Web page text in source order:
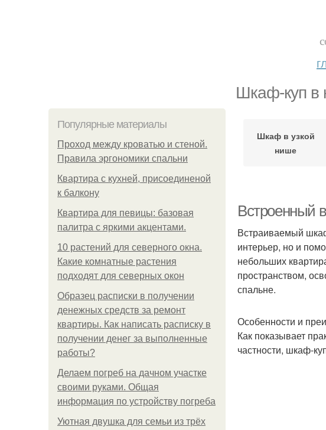
Шкаф-куп в
Популярные материалы
Проход между кроватью и стеной.
Правила эргономики спальни
Квартира с кухней, присоединеной
к балкону
Квартира для певицы: базовая
палитра с яркими акцентами.
10 растений для северного окна.
Какие комнатные растения
подходят для северных окон
Образец расписки в получении
денежных средств за ремонт
квартиры. Как написать расписку в
получении денег за выполненные
работы?
Делаем погреб на дачном участке
своими руками. Общая
информация по устройству погреба
Уютная двушка для семьи из трёх
Шкаф в узкой
нише
Встроенный
Встраиваемый
интерьер, но и
небольших
пространством,
спальне.
Особенности и
Как показывает
частности, шкаф-